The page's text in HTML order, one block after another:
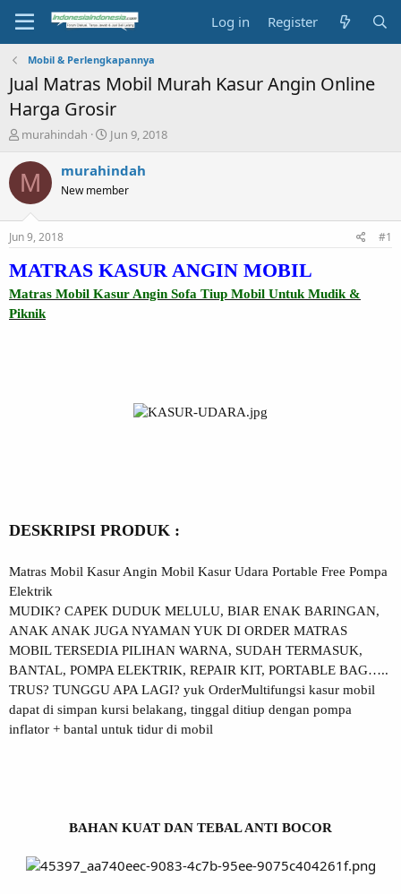
Log in Register
Mobil & Perlengkapannya
Jual Matras Mobil Murah Kasur Angin Online
Harga Grosir
T
r
e
a
t
a
r
t
e
murahindah
S
a
r
t
e
Jun 9, 2018
M murahindah
New member
Jun 9, 2018 #1
MATRAS KASUR ANGIN MOBIL
Matras Mobil Kasur Angin Sofa Tiup Mobil Untuk Mudik &
Piknik
DESKRIPSI PRODUK :
Matras Mobil Kasur Angin Mobil Kasur Udara Portable Free Pompa
Elektrik
MUDIK? CAPEK DUDUK MELULU, BIAR ENAK BARINGAN,
ANAK ANAK JUGA NYAMAN YUK DI ORDER MATRAS
MOBIL TERSEDIA PILIHAN WARNA, SUDAH TERMASUK,
BANTAL, POMPA ELEKTRIK, REPAIR KIT, PORTABLE BAG…..
TRUS? TUNGGU APA LAGI? yuk OrderMultifungsi kasur mobil
dapat di simpan kursi belakang, tinggal ditiup dengan pompa
inflator + bantal untuk tidur di mobil
BAHAN KUAT DAN TEBAL ANTI BOCOR